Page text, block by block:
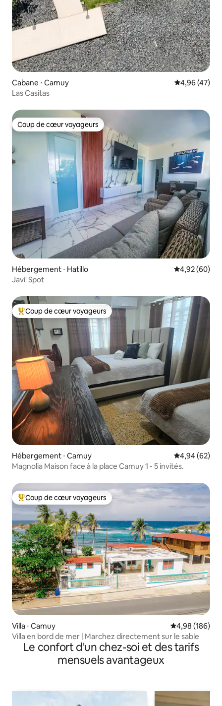
Cabane ⋅ Camuy Évaluation
4,96 (47)
Las Casitas
Coup de cœur voyageurs
Coup de cœur voyageurs
Hébergement ⋅ Hatillo Évaluation
4,92 (60)
Javi' Spot
Coups de cœur voyageurs les plus appréciés
Coup de cœur voyageurs
Hébergement ⋅ Camuy Évaluation
4,94 (62)
Magnolia Maison face à la place Camuy 1 - 5 invités.
Coups de cœur voyageurs les plus appréciés
Coup de cœur voyageurs
Villa ⋅ Camuy Évaluation
4,98 (186)
Villa en bord de mer | Marchez directement sur le sable
Le confort d'un chez-soi et des tarifs
mensuels avantageux